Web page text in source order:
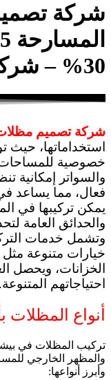
شركة
30% – شركة الصفوة
شركة تصميم
استخداماتها، حيث
خصوصية للمساحات
والسواتر إمكانية
فعال، مما يساعد
يمكن تركيبها في
والحدائق العامة
وتشمل خدمات
خيارات متنوعة
الخزانات، ويحصل
احتياجاتهم المتنوعة.
أنواع المظلات
تركيب المظلات في
والمظهر الخارجي
وأبرز أنواعها: